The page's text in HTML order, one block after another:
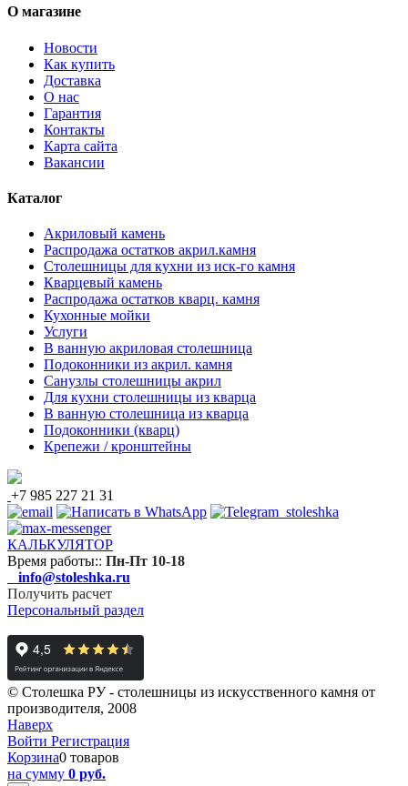
О магазине
Новости
Как купить
Доставка
О нас
Гарантия
Контакты
Карта сайта
Вакансии
Каталог
Акриловый камень
Распродажа остатков акрил.камня
Столешницы для кухни из иск-го камня
Кварцевый камень
Распродажа остатков кварц. камня
Кухонные мойки
Услуги
В ванную акриловая столешница
Подоконники из акрил. камня
Санузлы столешницы акрил
Для кухни столешницы из кварца
В ванную столешница из кварца
Подоконники (кварц)
Крепежи / кронштейны
+7 985 227 21 31
КАЛЬКУЛЯТОР
Время работы:: Пн-Пт 10-18
info@stoleshka.ru
Получить расчет
Персональный раздел
© Столешка РУ - столешницы из искусственного камня от
производителя, 2008
Наверх
Войти Регистрация
Корзина0 товаров
на сумму 0 руб.